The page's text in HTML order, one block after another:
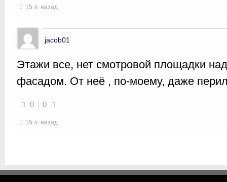
15 л. назад
jacob01
Этажи все, нет смотровой площадки
фасадом. От неё , по-моему, даже
0 0
15 л. назад